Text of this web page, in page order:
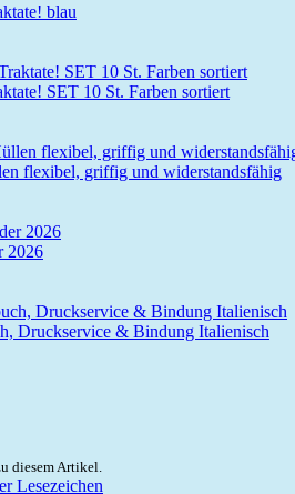
blau
SET 10 St. Farben sortiert
flexibel, griffig und widerstandsfähig
2026
Druckservice & Bindung Italienisch
diesem Artikel.